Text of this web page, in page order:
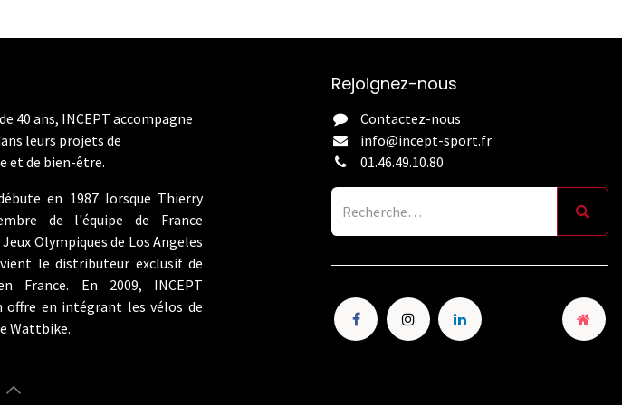
40 ans, INCEPT accompagne
leurs projets de
et de bien-être.
en 1987 lorsque Thierry
de l'équipe de France
Olympiques de Los Angeles
le distributeur exclusif de
France. En 2009, INCEPT
offre en intégrant les vélos de
Wattbike.
Rejoignez-nous
Contactez-nous
info@incept-sport.fr
01.46.49.10.80